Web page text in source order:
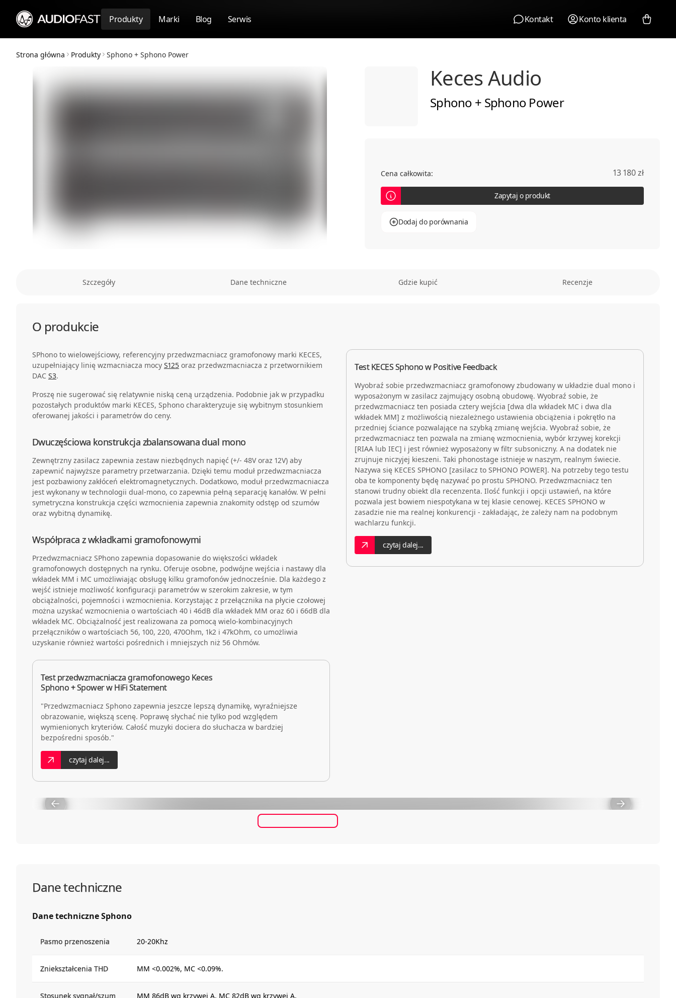
Produkty Marki Blog Serwis Kontakt Konto klienta
Strona główna Produkty Sphono + Sphono Power
Keces Audio
Sphono + Sphono Power
Cena całkowita: 13 180 zł
Zapytaj o produkt
Dodaj do porównania
Szczegóły Dane techniczne Gdzie kupić Recenzje
O produkcie
SPhono to wielowejściowy, referencyjny przedwzmacniacz gramofonowy marki KECES,
uzupełniający linię wzmacniacza mocy S125 oraz przedwzmacniacza z przetwornikiem
DAC S3.
Proszę nie sugerować się relatywnie niską ceną urządzenia. Podobnie jak w przypadku
pozostałych produktów marki KECES, Sphono charakteryzuje się wybitnym stosunkiem
oferowanej jakości i parametrów do ceny.
Dwuczęściowa konstrukcja zbalansowana dual mono
Zewnętrzny zasilacz zapewnia zestaw niezbędnych napięć (+/- 48V oraz 12V) aby
zapewnić najwyższe parametry przetwarzania. Dzięki temu moduł przedwzmacniacza
jest pozbawiony zakłóceń elektromagnetycznych. Dodatkowo, moduł przedwzmacniacza
jest wykonany w technologii dual-mono, co zapewnia pełną separację kanałów. W pełni
symetryczna konstrukcja części wzmocnienia zapewnia znakomity odstęp od szumów
oraz wybitną dynamikę.
Współpraca z wkładkami gramofonowymi
Przedwzmacniacz SPhono zapewnia dopasowanie do większości wkładek
gramofonowych dostępnych na rynku. Oferuje osobne, podwójne wejścia i nastawy dla
wkładek MM i MC umożliwiając obsługę kilku gramofonów jednocześnie. Dla każdego z
wejść istnieje możliwość konfiguracji parametrów w szerokim zakresie, w tym
obciążalności, pojemności i wzmocnienia. Korzystając z przełącznika na płycie czołowej
można uzyskać wzmocnienia o wartościach 40 i 46dB dla wkładek MM oraz 60 i 66dB dla
wkładek MC. Obciążalność jest realizowana za pomocą wielo-kombinacyjnych
przełączników o wartościach 56, 100, 220, 470Ohm, 1k2 i 47kOhm, co umożliwia
uzyskanie również wartości pośrednich i mniejszych niż 56 Ohmów.
Test przedwzmacniacza gramofonowego Keces
Sphono + Spower w HiFi Statement
"Przedwzmacniacz Sphono zapewnia jeszcze lepszą dynamikę, wyraźniejsze
obrazowanie, większą scenę. Poprawę słychać nie tylko pod względem
wymienionych kryteriów. Całość muzyki dociera do słuchacza w bardziej
bezpośredni sposób."
czytaj dalej...
Test KECES Sphono w Positive Feedback
Wyobraź sobie przedwzmacniacz gramofonowy zbudowany w układzie dual mono i
wyposażonym w zasilacz zajmujący osobną obudowę. Wyobraź sobie, że
przedwzmacniacz ten posiada cztery wejścia [dwa dla wkładek MC i dwa dla
wkładek MM] z możliwością niezależnego ustawienia obciążenia i pokrętło na
przedniej ściance pozwalające na szybką zmianę wejścia. Wyobraź sobie, że
przedwzmacniacz ten pozwala na zmianę wzmocnienia, wybór krzywej korekcji
[RIAA lub IEC] i jest również wyposażony w filtr subsoniczny. A na dodatek nie
zrujnuje niczyjej kieszeni. Taki phonostage istnieje w naszym, realnym świecie.
Nazywa się KECES SPHONO [zasilacz to SPHONO POWER]. Na potrzeby tego testu
oba te komponenty będę nazywać po prostu SPHONO. Przedwzmacniacz ten
stanowi trudny obiekt dla recenzenta. Ilość funkcji i opcji ustawień, na które
pozwala jest bowiem niespotykana w tej klasie cenowej. KECES SPHONO w
zasadzie nie ma realnej konkurencji - zakładając, że zależy nam na podobnym
wachlarzu funkcji.
czytaj dalej...
Dane techniczne
Dane techniczne Sphono
Pasmo przenoszenia 20-20Khz
Zniekształcenia THD MM <0.002%, MC <0.09%.
Stosunek sygnał/szum MM 86dB wg krzywej A, MC 82dB wg krzywej A.